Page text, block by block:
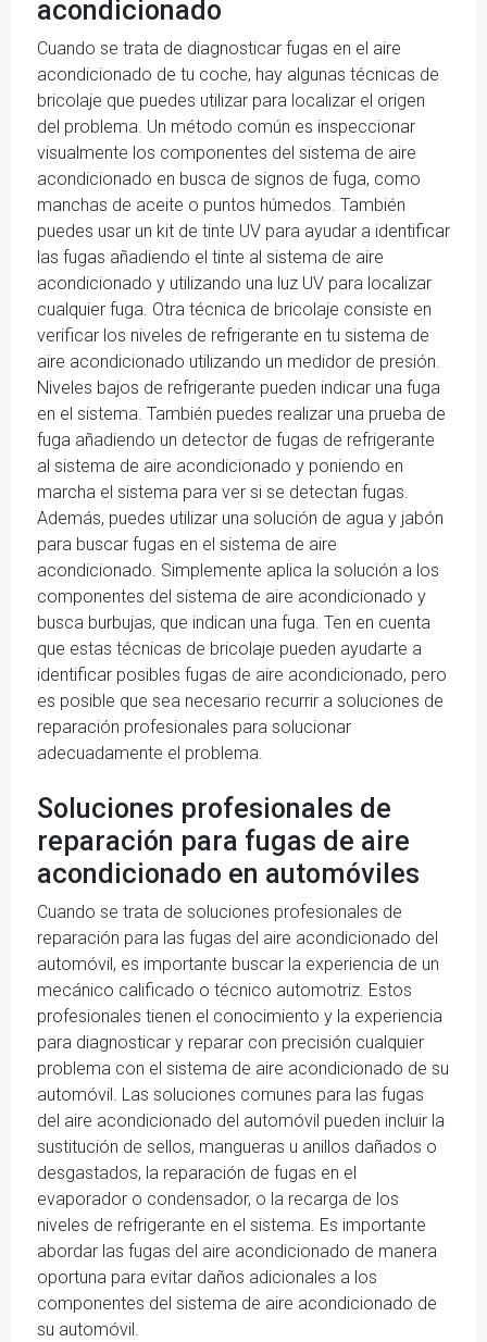
acondicionado
Cuando se trata de diagnosticar fugas en el aire
acondicionado de tu coche, hay algunas técnicas de
bricolaje que puedes utilizar para localizar el origen
del problema. Un método común es inspeccionar
visualmente los componentes del sistema de aire
acondicionado en busca de signos de fuga, como
manchas de aceite o puntos húmedos. También
puedes usar un kit de tinte UV para ayudar a identificar
las fugas añadiendo el tinte al sistema de aire
acondicionado y utilizando una luz UV para localizar
cualquier fuga. Otra técnica de bricolaje consiste en
verificar los niveles de refrigerante en tu sistema de
aire acondicionado utilizando un medidor de presión.
Niveles bajos de refrigerante pueden indicar una fuga
en el sistema. También puedes realizar una prueba de
fuga añadiendo un detector de fugas de refrigerante
al sistema de aire acondicionado y poniendo en
marcha el sistema para ver si se detectan fugas.
Además, puedes utilizar una solución de agua y jabón
para buscar fugas en el sistema de aire
acondicionado. Simplemente aplica la solución a los
componentes del sistema de aire acondicionado y
busca burbujas, que indican una fuga. Ten en cuenta
que estas técnicas de bricolaje pueden ayudarte a
identificar posibles fugas de aire acondicionado, pero
es posible que sea necesario recurrir a soluciones de
reparación profesionales para solucionar
adecuadamente el problema.
Soluciones profesionales de
reparación para fugas de aire
acondicionado en automóviles
Cuando se trata de soluciones profesionales de
reparación para las fugas del aire acondicionado del
automóvil, es importante buscar la experiencia de un
mecánico calificado o técnico automotriz. Estos
profesionales tienen el conocimiento y la experiencia
para diagnosticar y reparar con precisión cualquier
problema con el sistema de aire acondicionado de su
automóvil. Las soluciones comunes para las fugas
del aire acondicionado del automóvil pueden incluir la
sustitución de sellos, mangueras u anillos dañados o
desgastados, la reparación de fugas en el
evaporador o condensador, o la recarga de los
niveles de refrigerante en el sistema. Es importante
abordar las fugas del aire acondicionado de manera
oportuna para evitar daños adicionales a los
componentes del sistema de aire acondicionado de
su automóvil.